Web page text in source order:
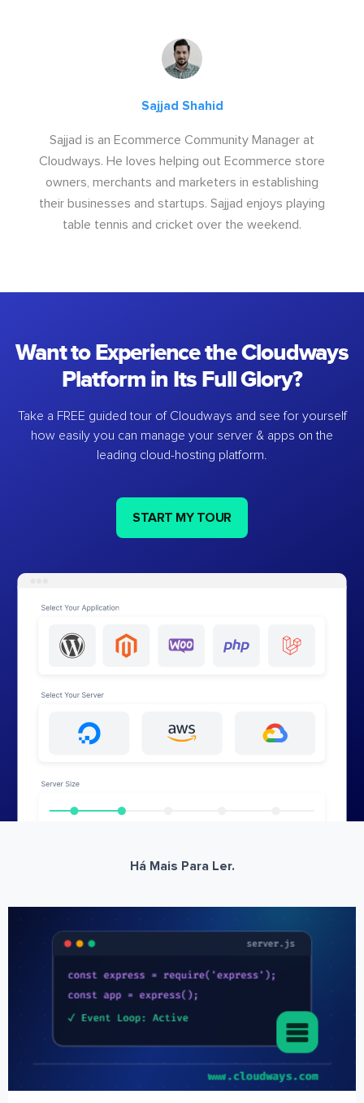
Sajjad Shahid
Sajjad is an Ecommerce Community Manager at
Cloudways. He loves helping out Ecommerce store
owners, merchants and marketers in establishing
their businesses and startups. Sajjad enjoys playing
table tennis and cricket over the weekend.
Want to Experience the Cloudways
Platform in Its Full Glory?
Take a FREE guided tour of Cloudways and see for yourself
how easily you can manage your server & apps on the
leading cloud-hosting platform.
START MY TOUR
Há Mais Para Ler.